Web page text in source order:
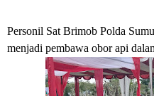
Personil Sat Brimob Polda
menjadi pembawa obor api